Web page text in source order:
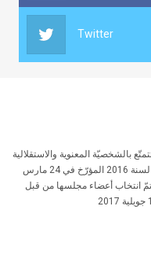
Twitter
بالشخصيّة المعنوية والاستقلالية
المالية أحدثت بموجب القانون الأساسي عدد22 لسنة 2016 المؤرّخ في 24 مارس
وتمّ انتخاب أعضاء مجلسها من قبل